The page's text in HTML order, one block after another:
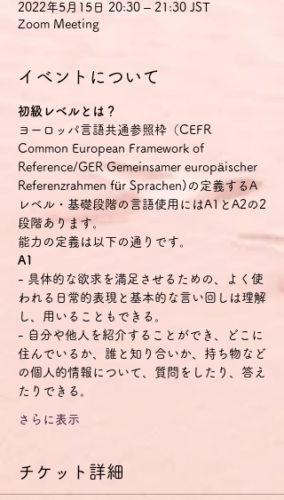
2022年5月15日 20:30 – 21:30 JST
Zoom Meeting
イベントについて
初級レベルとは？
ヨーロッパ言語共通参照枠（CEFR
Common European Framework of
Reference/GER Gemeinsamer europäischer
Referenzrahmen für Sprachen)の定義するA
レベル・基礎段階の言語使用にはA1とA2の2
段階あります。
能力の定義は以下の通りです。
A1
- 具体的な欲求を満足させるための、よく使
われる日常的表現と基本的な言い回しは理解
し、用いることもできる。
- 自分や他人を紹介することができ、どこに
住んでいるか、誰と知り合いか、持ち物など
の個人的情報について、質問をしたり、答え
たりできる。
さらに表示
チケット詳細